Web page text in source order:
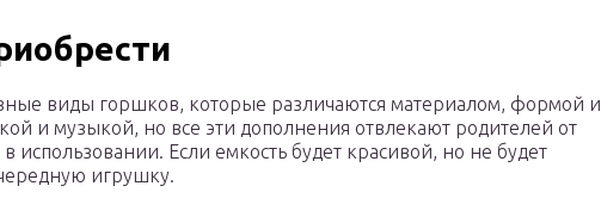
виды горшков, которые различаются материалом, формой и
и музыкой, но все эти дополнения отвлекают родителей от
использовании. Если емкость будет красивой, но не будет
игрушку.